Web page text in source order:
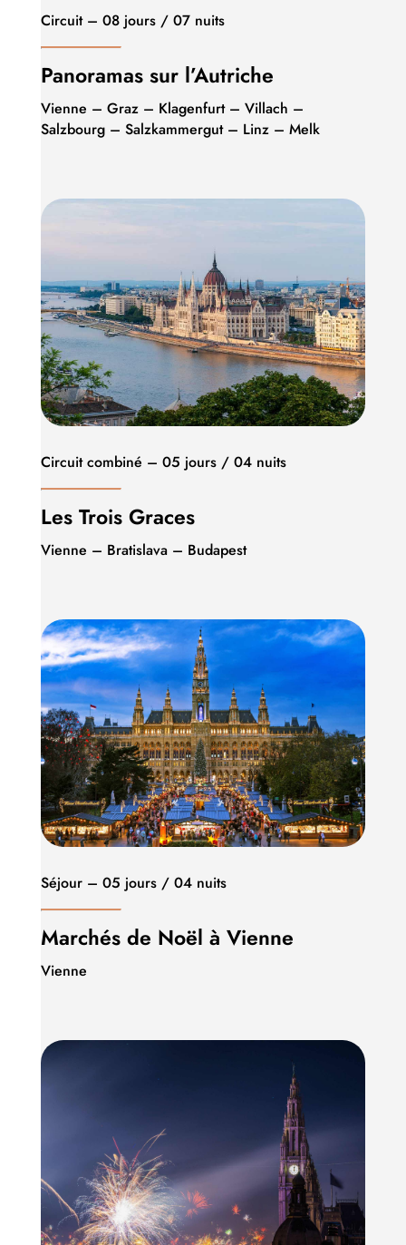
Circuit – 08 jours / 07 nuits
Panoramas sur l’Autriche
Vienne – Graz – Klagenfurt – Villach –
Salzbourg – Salzkammergut – Linz – Melk
Circuit combiné – 05 jours / 04 nuits
Les Trois Graces
Vienne – Bratislava – Budapest
Séjour – 05 jours / 04 nuits
Marchés de Noël à Vienne
Vienne